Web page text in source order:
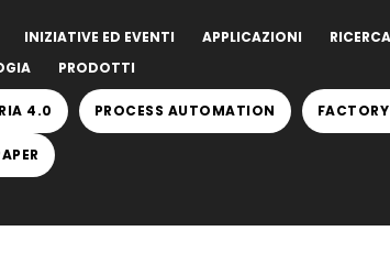
INIZIATIVE ED EVENTI APPLICAZIONI
PRODOTTI
4.0 PROCESS AUTOMATION